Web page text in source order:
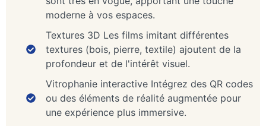
moderne à vos espaces.
Textures 3D Les films imitant différentes
textures (bois, pierre, textile) ajoutent de la
profondeur et de l'intérêt visuel.
Vitrophanie interactive Intégrez des QR codes
ou des éléments de réalité augmentée pour
une expérience plus immersive.